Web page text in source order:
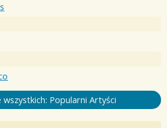
wszystkich: Popularni Artyści